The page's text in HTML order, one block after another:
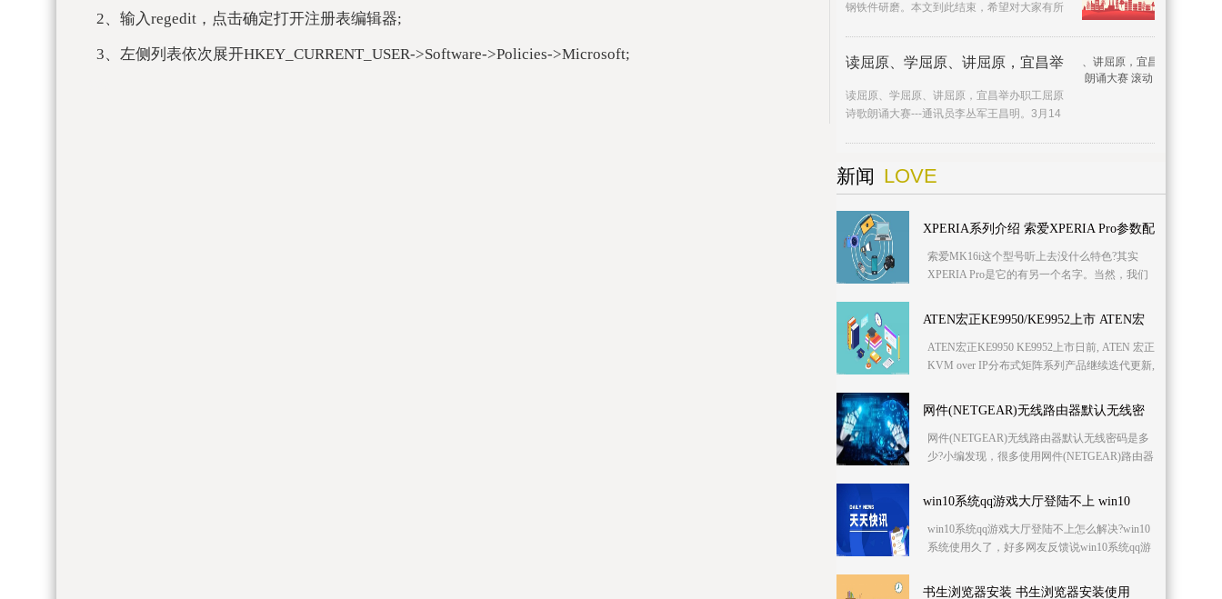
2、输入regedit，点击确定打开注册表编辑器;
3、左侧列表依次展开HKEY_CURRENT_USER->Software->Policies->Microsoft;
钢铁件研磨。本文到此结束，希望对大家有所
读屈原、学屈原、讲屈原，宜昌举
读屈原、学屈原、讲屈原，宜昌举办职工屈原
诗歌朗诵大赛---通讯员李丛军王昌明。3月14
新闻 LOVE
XPERIA系列介绍 索爱XPERIA Pro参数配
置
索爱MK16i这个型号听上去没什么特色?其实
XPERIA Pro是它的有另一个名字。当然，我们
索爱所主打
ATEN宏正KE9950/KE9952上市 ATEN宏
ATEN宏正KE9950 KE9952上市日前, ATEN 宏正
KVM over IP分布式矩阵系列产品继续迭代更新,
视频
网件(NETGEAR)无线路由器默认无线密
网件(NETGEAR)无线路由器默认无线密码是多
少?小编发现，很多使用网件(NETGEAR)路由器
了这篇文章
win10系统qq游戏大厅登陆不上 win10
win10系统qq游戏大厅登陆不上怎么解决?win10
系统使用久了，好多网友反馈说win10系统qq游
办法可以
书生浏览器安装 书生浏览器安装使用